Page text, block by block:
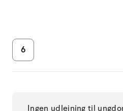
6
Ingen udlejning til